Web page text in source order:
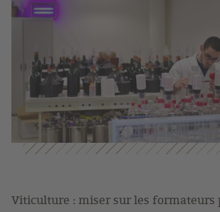
Viticulture : miser sur les formateurs